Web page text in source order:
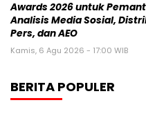
Awards 2026 untuk
Analisis Media Sosial,
Pers, dan AEO
Kamis, 6 Agu 2026 - 17:00 WIB
BERITA POPULER